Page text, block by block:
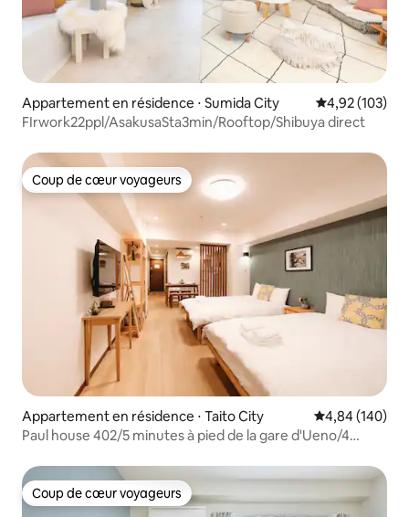
Appartement en résidence ⋅ Sumida City Évaluation
4,92 (103)
FIrwork22ppl/AsakusaSta3min/Rooftop/Shibuya direct
Coup de cœur voyageurs
Coup de cœur voyageurs
Appartement en résidence ⋅ Taito City Évaluation
4,84 (140)
Paul house 402/5 minutes à pied de la gare d'Ueno/4
Internet haut débit gratuit/bâtiment avec
ascenseur/communication en japonais, anglais et chinois
Coup de cœur voyageurs
Coup de cœur voyageurs